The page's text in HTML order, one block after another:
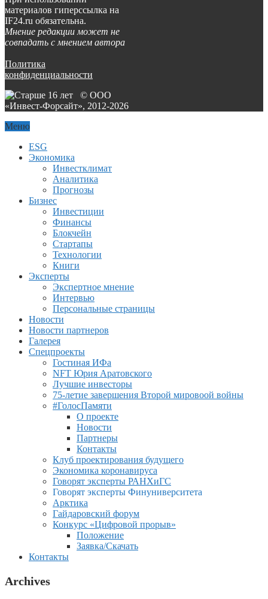
материалов гиперссылка на
IF24.ru обязательна.
Мнение редакции может не
совпадать с мнением автора
Политика
конфиденциальности
© ООО
«Инвест-Форсайт», 2012-2026
Меню
ESG
Экономика
Инвестклимат
Аналитика
Прогнозы
Бизнес
Инвестиции
Финансы
Блокчейн
Стартапы
Технологии
Книги
Эксперты
Экспертное мнение
Интервью
Персональные страницы
Новости
Новости партнеров
Галерея
Спецпроекты
Гостиная ИФа
NFT Юрия Аратовского
Лучшие инвесторы
75-летие завершения Второй мировоой войны
#ГолосПамяти
О проекте
Новости
Партнеры
Контакты
Клуб проектирования будущего
Экономика коронавируса
Говорят эксперты РАНХиГС
Говорят эксперты Финуниверситета
Арктика
Гайдаровский форум
Конкурс «Цифровой прорыв»
Положение
Заявка/Скачать
Контакты
Archives